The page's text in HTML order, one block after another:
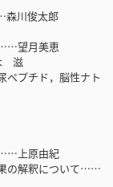
森川俊太郎
望月美恵
滋
ペプチド，脳性ナト
上原由紀
の解釈について……